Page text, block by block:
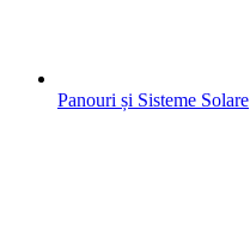
Panouri și Sisteme Solare